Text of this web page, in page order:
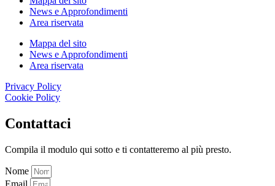
News e Approfondimenti
Area riservata
Mappa del sito
News e Approfondimenti
Area riservata
Privacy Policy
Cookie Policy
Contattaci
Compila il modulo qui sotto e ti contatteremo al più presto.
Nome
Email